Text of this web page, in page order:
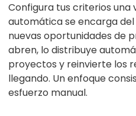
Configura tus criterios una
automática se encarga
nuevas oportunidades de
abren, lo distribuye
proyectos y reinvierte los
llegando. Un enfoque
esfuerzo manual.